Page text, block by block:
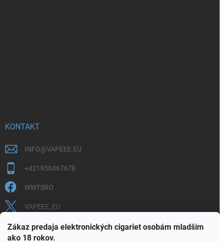
Zákaz predaja elektronických cigariet osobám mladším
ako 18 rokov.
KONTAKT
INFO@VAPEEE.EU
+421950467678
WWTSRO
VAPEEE_EU
VAPEEE.EU